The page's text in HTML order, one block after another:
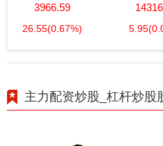
3966.59
26.55(0.67%) 5.95
主力配资炒股_杠杆炒股